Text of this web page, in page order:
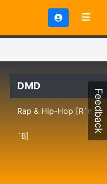
DMD
Rap & Hip-Hop [R´n
´B]
Feedback